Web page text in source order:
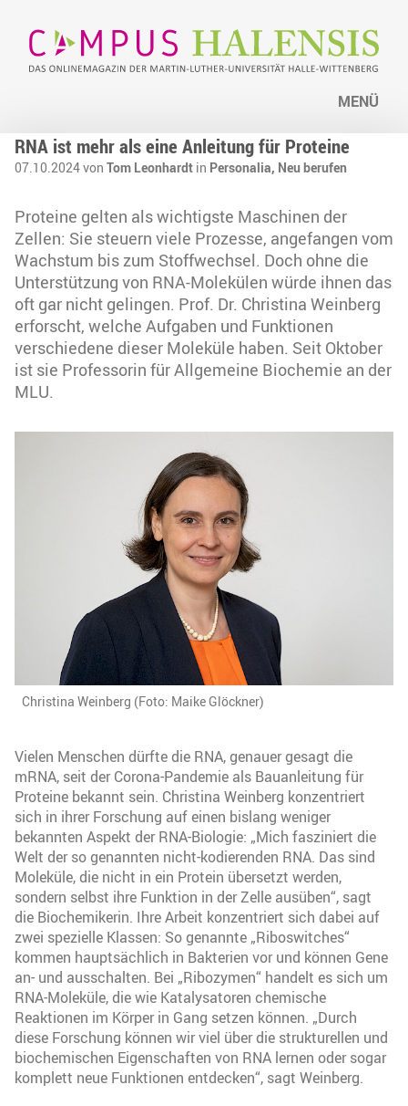
MENÜ
RNA ist mehr als eine Anleitung für Proteine
07.10.2024 von Tom Leonhardt in Personalia, Neu berufen
Proteine gelten als wichtigste Maschinen der
Zellen: Sie steuern viele Prozesse, angefangen vom
Wachstum bis zum Stoffwechsel. Doch ohne die
Unterstützung von RNA-Molekülen würde ihnen das
oft gar nicht gelingen. Prof. Dr. Christina Weinberg
erforscht, welche Aufgaben und Funktionen
verschiedene dieser Moleküle haben. Seit Oktober
ist sie Professorin für Allgemeine Biochemie an der
MLU.
Christina Weinberg (Foto: Maike Glöckner)
Vielen Menschen dürfte die RNA, genauer gesagt die
mRNA, seit der Corona-Pandemie als Bauanleitung für
Proteine bekannt sein. Christina Weinberg konzentriert
sich in ihrer Forschung auf einen bislang weniger
bekannten Aspekt der RNA-Biologie: „Mich fasziniert die
Welt der so genannten nicht-kodierenden RNA. Das sind
Moleküle, die nicht in ein Protein übersetzt werden,
sondern selbst ihre Funktion in der Zelle ausüben“, sagt
die Biochemikerin. Ihre Arbeit konzentriert sich dabei auf
zwei spezielle Klassen: So genannte „Riboswitches“
kommen hauptsächlich in Bakterien vor und können Gene
an- und ausschalten. Bei „Ribozymen“ handelt es sich um
RNA-Moleküle, die wie Katalysatoren chemische
Reaktionen im Körper in Gang setzen können. „Durch
diese Forschung können wir viel über die strukturellen und
biochemischen Eigenschaften von RNA lernen oder sogar
komplett neue Funktionen entdecken“, sagt Weinberg.